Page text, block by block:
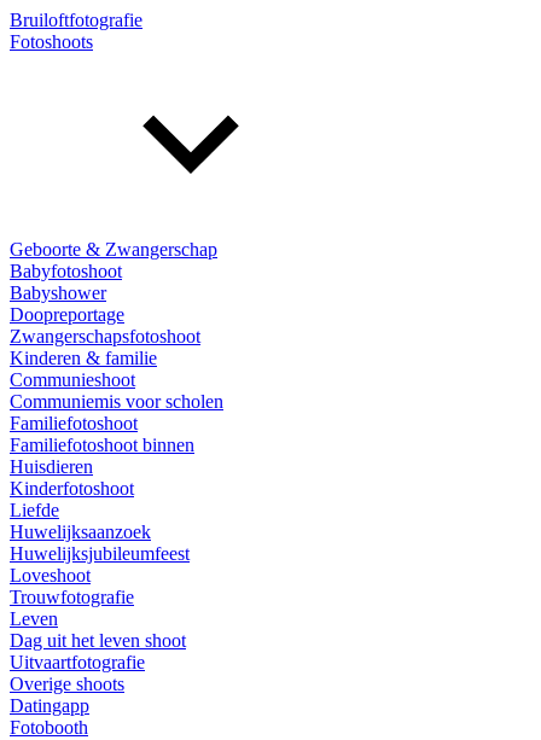
Bruiloftfotografie
Fotoshoots
Geboorte & Zwangerschap
Babyfotoshoot
Babyshower
Doopreportage
Zwangerschapsfotoshoot
Kinderen & familie
Communieshoot
Communiemis voor scholen
Familiefotoshoot
Familiefotoshoot binnen
Huisdieren
Kinderfotoshoot
Liefde
Huwelijksaanzoek
Huwelijksjubileumfeest
Loveshoot
Trouwfotografie
Leven
Dag uit het leven shoot
Uitvaartfotografie
Overige shoots
Datingapp
Fotobooth